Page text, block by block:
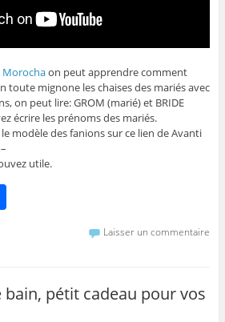
Morochaon peut apprendre comment
toute mignone les chaises des mariés avec
on peut lire: GROM (marié) et BRIDE
écrire les prénoms des mariés.
modèle des fanions sur ce lien de Avanti
–
utile.
P
er
Laisser un commentaire
bain, pétit cadeau pour vos